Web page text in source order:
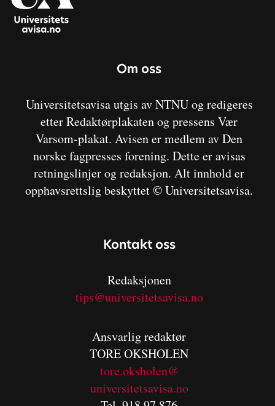
Om oss
Universitetsavisa utgis av NTNU og redigeres
etter Redaktørplakaten og pressens Vær
Varsom-plakat. Avisen er medlem av Den
norske fagpresses forening. Dette er avisas
retningslinjer og redaksjon. Alt innhold er
opphavsrettslig beskyttet © Universitetsavisa.
Kontakt oss
Redaksjonen
tips@universitetsavisa.no
Ansvarlig redaktør
TORE OKSHOLEN
tore.oksholen@
universitetsavisa.no